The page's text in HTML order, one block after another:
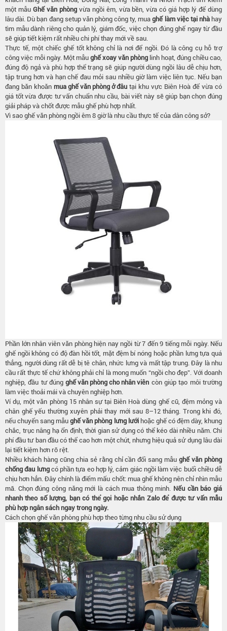
một mẫu Ghế văn phòngvừa ngồi êm, vừa bền, vừa có giá hợp lý để dùng
lâu dài. Dù bạn đang setup văn phòng công ty, muaghế làm việc tại nhàhay
tìm mẫu dành riêng cho quản lý, giám đốc, việc chọn đúng ghế ngay từ đầu
sẽ giúp tiết kiệm rất nhiều chi phí thay mới về sau.
Thực tế, một chiếc ghế tốt không chỉ là nơi để ngồi. Đó là công cụ hỗ trợ
công việc mỗi ngày. Một mẫu ghế xoay văn phòng linh hoạt, đúng chiều cao,
đúng độ ngả và phù hợp thể trạng sẽ giúp người dùng ngồi lâu dễ chịu hơn,
tập trung hơn và hạn chế đau mỏi sau nhiều giờ làm việc liên tục. Nếu bạn
đang băn khoăn mua ghế văn phòng ở đâu tại khu vực Biên Hoà để vừa có
giá tốt vừa được tư vấn chuẩn nhu cầu, bài viết này sẽ giúp bạn chọn đúng
giải pháp và chốt được mẫu ghế phù hợp nhất.
Vì sao ghế văn phòng ngồi êm 8 giờ là nhu cầu thực tế của dân công sở?
Phần lớn nhân viên văn phòng hiện nay ngồi từ 7 đến 9 tiếng mỗi ngày. Nếu
ghế ngồi không có độ đàn hồi tốt, mặt đệm bí nóng hoặc phần lưng tựa quá
thẳng, người dùng rất dễ bị tê chân, nhức lưng và mất tập trung. Đây là nhu
cầu rất thực tế chứ không phải chỉ là mong muốn “ngồi cho đẹp”. Với doanh
nghiệp, đầu tư đúngghế văn phòng cho nhân viên còn giúp tạo môi trường
làm việc thoải mái và chuyên nghiệp hơn.
Ví dụ, một văn phòng 15 nhân sự tại Biên Hoà dùng ghế cũ, đệm mỏng và
chân ghế yếu thường xuyên phải thay mới sau 8–12 tháng. Trong khi đó,
nếu chuyển sang mẫughế văn phòng lưng lướihoặc ghế có đệm dày, khung
chắc, trục nâng hạ ổn định, thời gian sử dụng có thể kéo dài nhiều năm. Chi
phí đầu tư ban đầu có thể cao hơn một chút, nhưng hiệu quả sử dụng lâu dài
lại tiết kiệm hơn rõ rệt.
Nhiều khách hàng cũng chia sẻ rằng chỉ cần đổi sang mẫughế văn phòng
chống đau lưngcó phần tựa eo hợp lý, cảm giác ngồi làm việc buổi chiều dễ
chịu hơn hẳn. Đây chính là điểm mấu chốt: mua ghế không nên chỉ nhìn mẫu
mã. Chọn đúng công năng mới là cách mua thông minh. Nếu cần báo giá
nhanh theo số lượng, bạn có thể gọi hoặc nhắn Zalo để được tư vấn mẫu
phù hợp ngân sách ngay trong ngày.
Cách chọn ghế văn phòng phù hợp theo từng nhu cầu sử dụng